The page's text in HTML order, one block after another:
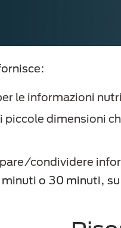
le informazioni
dimensioni
condividere
o 30 minuti,